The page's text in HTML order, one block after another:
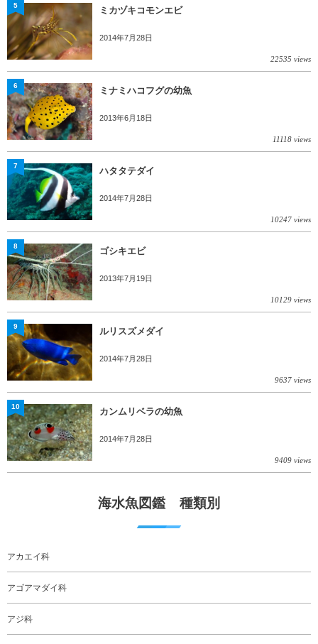
ミカヅキコモンエビ
2014年7月28日
22535 views
5
ミナミハコフグの幼魚
2013年6月18日
11118 views
6
ハタタテダイ
2014年7月28日
10247 views
7
ゴシキエビ
2013年7月19日
10129 views
8
ルリスズメダイ
2014年7月28日
9637 views
9
カンムリベラの幼魚
2014年7月28日
9409 views
10
海水魚図鑑 種類別
アカエイ科
アゴアマダイ科
アジ科